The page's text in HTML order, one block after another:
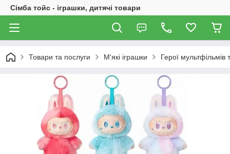
Сімба тойс - іграшки, дитячі товари
Товари та послуги М'які іграшки Герої мультфільмів